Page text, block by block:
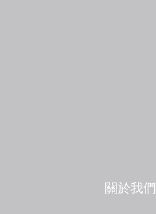
關於我們